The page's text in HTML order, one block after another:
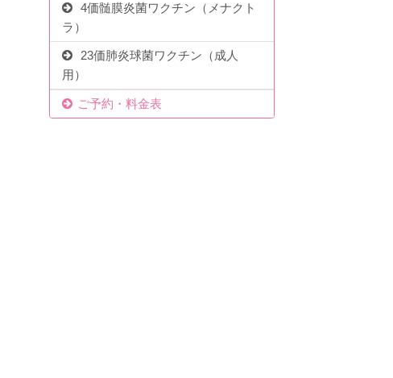
4価髄膜炎菌ワクチン（メナクト
ラ）
23価肺炎球菌ワクチン（成人
用）
ご予約・料金表